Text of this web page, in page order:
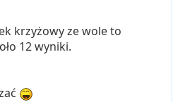
krzyżowy ze wole to
12 wyniki.